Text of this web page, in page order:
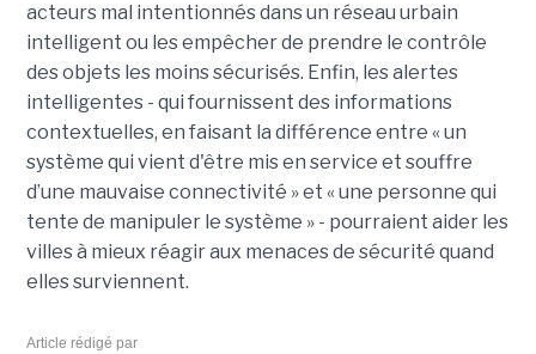
acteurs mal intentionnés dans un réseau urbain
intelligent ou les empêcher de prendre le contrôle
des objets les moins sécurisés. Enfin, les alertes
intelligentes - qui fournissent des informations
contextuelles, en faisant la différence entre « un
système qui vient d'être mis en service et souffre
d’une mauvaise connectivité » et « une personne qui
tente de manipuler le système » - pourraient aider les
villes à mieux réagir aux menaces de sécurité quand
elles surviennent.
Article rédigé par